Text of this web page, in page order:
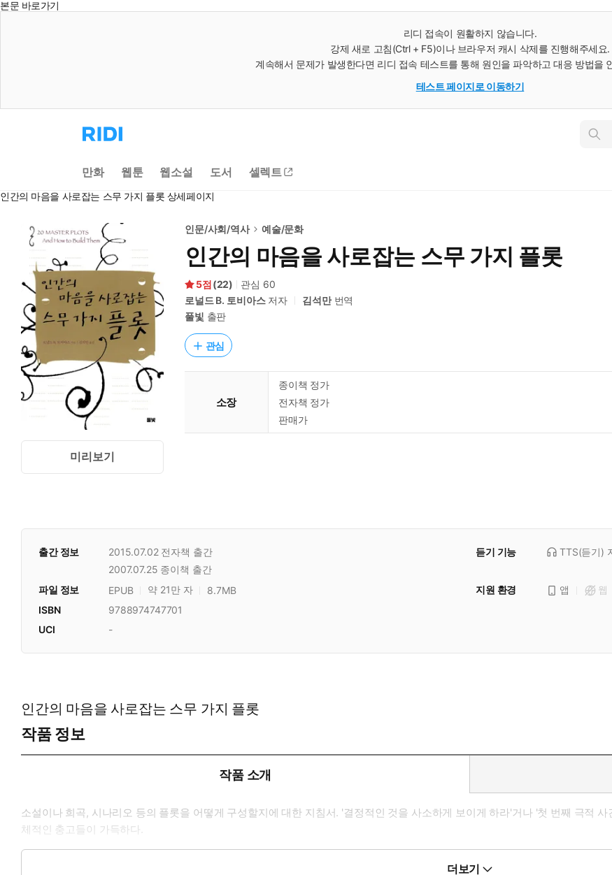
본문 바로가기
리디 접속이 원활하지 않습니다.
강제 새로 고침(Ctrl + F5)이나 브라우저 캐시 삭제를 진행해주세요.
계속해서 문제가 발생한다면 리디 접속 테스트를 통해 원인을 파악하고 대응 방법을
테스트 페이지로 이동하기
리
디
으
로
동
인
만화 웹툰 웹소설 도서 셀렉트
인간의 마음을 사로잡는 스무 가지 플롯 상세페이지
미리보기
인문/사회/역사 예술/문화
인간의 마음을 사로잡는 스무 가지 플롯
5 (22) 관심 60
로널드 B. 토비아스저자 김석만번역
풀빛 출판
관심
소장
종이책 정가
전자책 정가
판매가
출간 정보 2015.07.02 전자책 출간
2007.07.25 종이책 출간
듣기 기능 TTS(듣기)
파일 정보 EPUB 약 21만 자 8.7MB 지원 환경 앱 웹
ISBN
9788974747701
UCI
-
인간의 마음을 사로잡는 스무 가지 플롯
작품 정보
작품 소개
소설이나 희곡, 시나리오 등의 플롯을 어떻게 구성할지에 대한 지침서. '결정적인 것을 사소하게 보이게 하라'거나 '첫 번째 극적
체적인 충고들이 가득하다.
모험, 구출, 라이벌, 사랑 등 20개의 주제에 따라 기존의 작품 사례들을 분석하면서 다양한 플롯을 설명하고 있다. 각 장마다 '점검
더보기